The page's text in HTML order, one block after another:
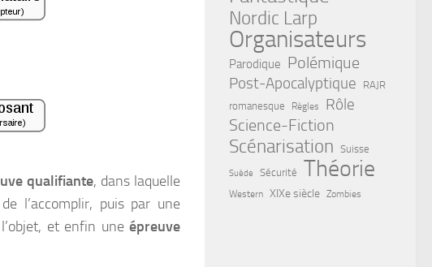
qualifiante, dans laquelle
l’accomplir, puis par une
l’objet, et enfin uneépreuve
Nordic Larp
Organisateurs
Parodique Polémique
Post-Apocalyptique
RAJR
romanesque
Règles
Rôle
Science-Fiction
Scénarisation Suisse
Suède Sécurité Théorie
Western XIXe siècle Zombies